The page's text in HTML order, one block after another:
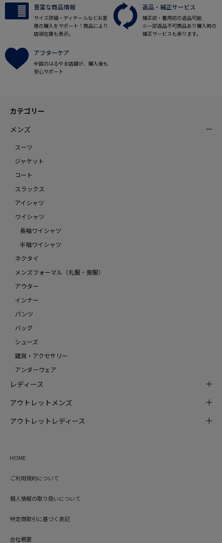
豊富な商品情報
サイズ詳細・ディテールなどお客
様の購入をサポート！商品により
店頭在庫も表示。
返品・補正サービス
補正前・着用前の返品可能
※一部返品不可商品あり購入時の
補正サービスも承ります。
アフターケア
全国のはるやま店舗が、購入後も
安心サポート
カテゴリー
メンズ
スーツ
ジャケット
コート
スラックス
アイシャツ
ワイシャツ
長袖ワイシャツ
半袖ワイシャツ
ネクタイ
メンズフォーマル（礼服・喪服）
アウター
インナー
パンツ
バッグ
シューズ
雑貨・アクセサリー
アンダーウェア
レディース
アウトレットメンズ
アウトレットレディース
HOME
ご利用規約について
個人情報の取り扱いについて
特定商取引に基づく表記
会社概要